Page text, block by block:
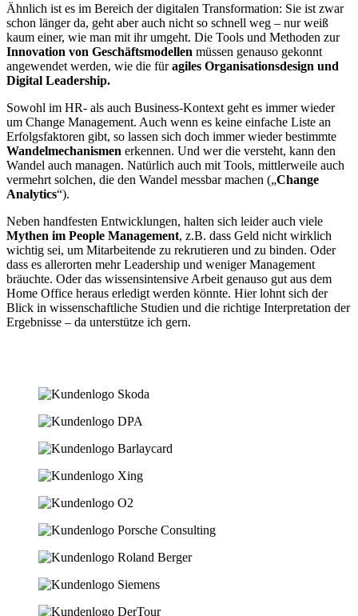
Ähnlich ist es im Bereich der digitalen Transformation: Sie ist zwar
schon länger da, geht aber auch nicht so schnell weg – nur weiß
kaum einer, wie man mit ihr umgeht. Die Tools und Methoden zur
Innovation von Geschäftsmodellen müssen genauso gekonnt
angewendet werden, wie die füragiles Organisationsdesign und
Digital Leadership.
Sowohl im HR- als auch Business-Kontext geht es immer wieder
um Change Management. Auch wenn es keine einfache Liste an
Erfolgsfaktoren gibt, so lassen sich doch immer wieder bestimmte
Wandelmechanismen erkennen. Und wer die versteht, kann den
Wandel auch managen. Natürlich auch mit Tools, mittlerweile auch
vermehrt solchen, die den Wandel messbar machen („Change
Analytics“).
Neben handfesten Entwicklungen, halten sich leider auch viele
Mythen im People Management, z.B. dass Geld nicht wirklich
wichtig sei, um Mitarbeitende zu rekrutieren und zu binden. Oder
dass es allerorten mehr Leadership und weniger Management
bräuchte. Oder das wissensintensive Arbeit genauso gut aus dem
Home Office heraus erledigt werden könnte. Hier lohnt sich der
Blick in wissenschaftliche Studien und die richtige Interpretation der
Ergebnisse – da unterstütze ich gern.